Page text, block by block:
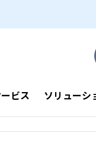
ビス ソリューシ